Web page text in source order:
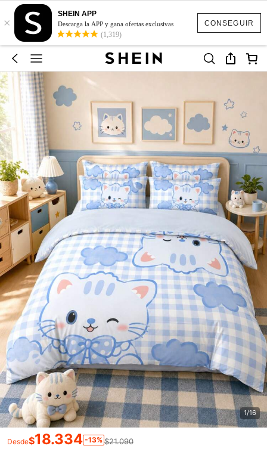
CONSEGUIR
×
SHEIN APP
Descarga la APP y gana ofertas exclusivas
(1,319)
1/16
Desde$18.334 -13% $21.090